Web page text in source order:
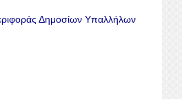
Δημοσίων Υπαλλήλων